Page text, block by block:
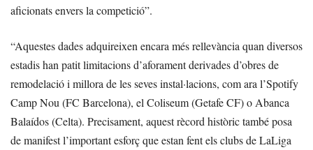
aficionats envers la competició”.
“Aquestes dades adquireixen encara més rellevància quan diversos
estadis han patit limitacions d’aforament derivades d’obres de
remodelació i millora de les seves instal·lacions, com ara l’Spotify
Camp Nou (FC Barcelona), el Coliseum (Getafe CF) o Abanca
Balaídos (Celta). Precisament, aquest rècord històric també posa
de manifest l’important esforç que estan fent els clubs de LaLiga